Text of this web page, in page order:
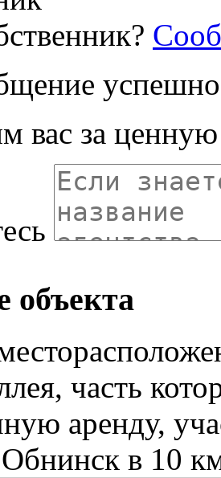
успешно
вас за
объекта
часть
аренду,
Обнинск в 10